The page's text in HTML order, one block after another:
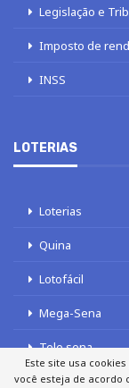
Legislação e
Imposto de
INSS
LOTERIAS
Loterias
Quina
Lotofácil
Mega-Sena
Tele sena
Este site usa
você esteja de acordo